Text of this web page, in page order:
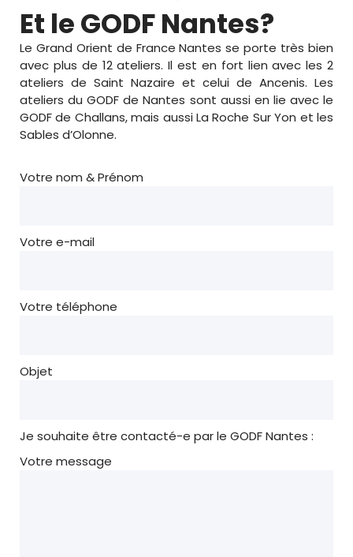
Et le GODF Nantes?
Le Grand Orient de France Nantes se porte très bien
avec plus de 12 ateliers. Il est en fort lien avec les 2
ateliers de Saint Nazaire et celui de Ancenis. Les
ateliers du GODF de Nantes sont aussi en lie avec le
GODF de Challans, mais aussi La Roche Sur Yon et les
Sables d’Olonne.
Votre nom & Prénom
Votre e-mail
Votre téléphone
Objet
Je souhaite être contacté-e par le GODF Nantes :
Votre message